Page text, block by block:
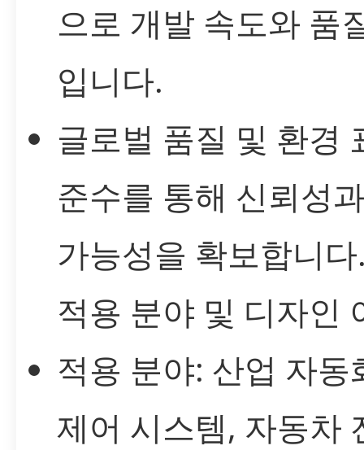
으로 개발 속도와 품
입니다.
글로벌 품질 및 환경
준수를 통해 신뢰성
가능성을 확보합니
적용 분야 및 디자인
적용 분야: 산업 자동
제어 시스템, 자동차